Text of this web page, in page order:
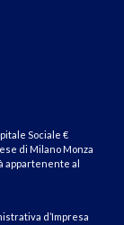
Sociale €
di Milano Monza
appartenente al
d’Impresa